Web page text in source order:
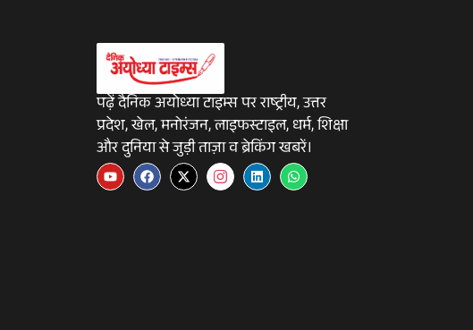
पढ़ें दैनिक अयोध्या टाइम्स पर राष्ट्रीय, उत्तर
प्रदेश, खेल, मनोरंजन, लाइफस्टाइल, धर्म, शिक्षा
और दुनिया से जुड़ी ताज़ा व ब्रेकिंग खबरें।